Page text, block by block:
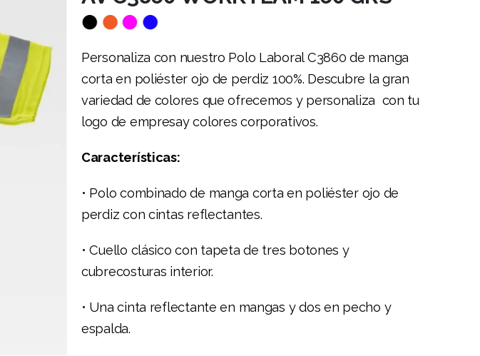
Personaliza con nuestro Polo Laboral C3860 de manga
corta en poliéster ojo de perdiz 100%. Descubre la gran
variedad de colores que ofrecemos y personaliza con tu
logo de empresay colores corporativos.
Características:
• Polo combinado de manga corta en poliéster ojo de
perdiz con cintas reflectantes.
• Cuello clásico con tapeta de tres botones y
cubrecosturas interior.
• Una cinta reflectante en mangas y dos en pecho y
espalda.